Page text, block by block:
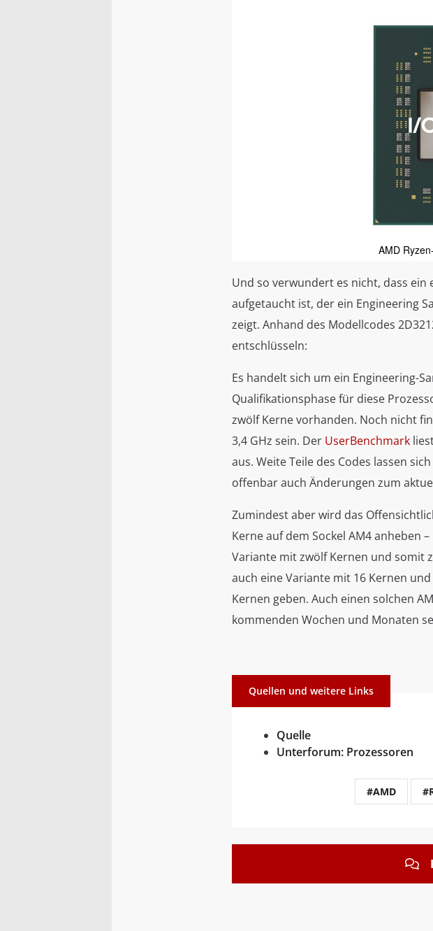
AMD
Und so verwundert es nicht, dass
aufgetaucht ist, der ein Engineering
zeigt. Anhand des Modellcodes
entschlüsseln:
Es handelt sich um ein Engineering-
Qualifikationsphase für diese
zwölf Kerne vorhanden. Noch nicht
3,4 GHz sein. Der UserBenchmark
aus. Weite Teile des Codes lassen
offenbar auch Änderungen zum
Zumindest aber wird das
Kerne auf dem Sockel AM4 anheben
Variante mit zwölf Kernen und somit
auch eine Variante mit 16 Kernen
Kernen geben. Auch einen solchen
kommenden Wochen und Monaten
Quellen und weitere Links
Quelle
Unterforum: Prozessoren
#AMD